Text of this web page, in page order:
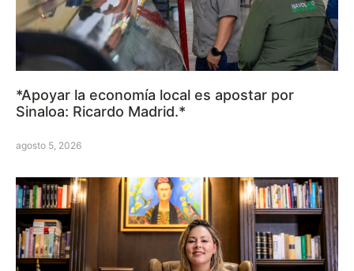
*Apoyar la economía local es apostar por
Sinaloa: Ricardo Madrid.*
agosto 5, 2026